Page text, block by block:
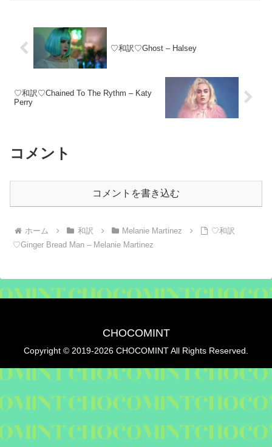
♡和訳♡Ghost – Halsey
♡和訳♡Chained To The Rythm – Katy
Perry
コメント
コメントを書き込む
ホーム 和訳 Melanie Martinez
♡和訳
♡Ginger Bread Man – Melanie Martinez
CHOCOMINT
Copyright © 2019-2026 CHOCOMINT All Rights Reserved.